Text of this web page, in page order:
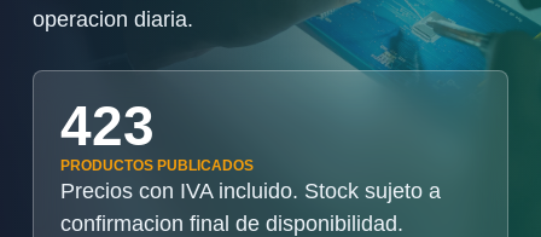
operacion diaria.
423
PRODUCTOS PUBLICADOS
Precios con IVA incluido. Stock sujeto a
confirmacion final de disponibilidad.